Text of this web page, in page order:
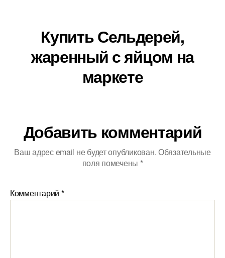
Купить Сельдерей,
жаренный с яйцом на
маркете
Добавить комментарий
Ваш адрес email не будет опубликован.Обязательные
поля помечены *
Комментарий *